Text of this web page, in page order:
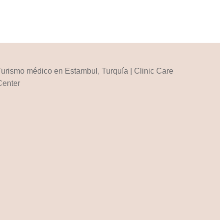
médico en Estambul, Turquía | Clinic Care